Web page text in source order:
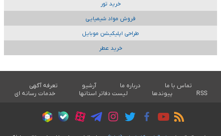
خرید تور
فروش مواد شیمیایی
طراحی اپلیکیشن موبایل
خرید عطر
تماس با ما درباره ما آرشیو
تعرفه آگهی
RSS
پیوندها لیست دفاتر استانها خدمات رسانه ای